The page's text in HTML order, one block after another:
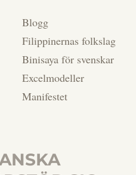
Blogg
Filippinernas folkslag
Binisaya för svenskar
Excelmodeller
Manifestet